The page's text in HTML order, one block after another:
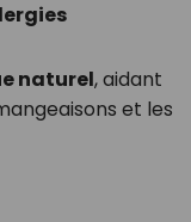
naturel, aidant
et les